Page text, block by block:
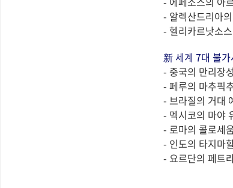
- 알렉산드리아
- 헬리카르낫소
新 세계 7대 불
- 중국의 만리장
- 페루의 마추픽
- 브라질의 거대
- 멕시코의 마야
- 로마의 콜로세
- 인도의 타지마
- 요르단의 페트